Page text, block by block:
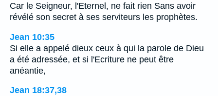
Car le Seigneur, l'Eternel, ne fait rien Sans avoir
révélé son secret à ses serviteurs les prophètes.
Jean 10:35
Si elle a appelé dieux ceux à qui la parole de Dieu
a été adressée, et si l'Ecriture ne peut être
anéantie,
Jean 18:37,38